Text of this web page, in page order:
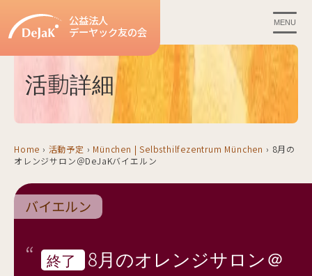
公益法人
デーヤック友の会
MENU
活動詳細
Home › 活動予定 › München | Selbsthilfezentrum München › 8月の
オレンジサロン＠DeJaKバイエルン
バイエルン
終了
8月のオレンジサロン＠